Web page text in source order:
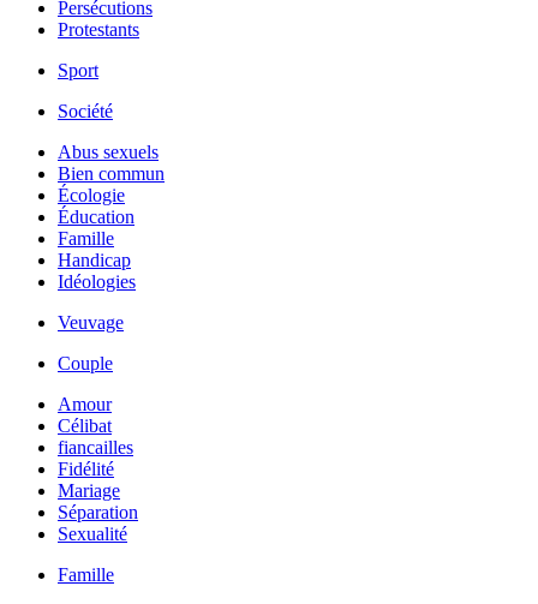
Persécutions
Protestants
Sport
Société
Abus sexuels
Bien commun
Écologie
Éducation
Famille
Handicap
Idéologies
Veuvage
Couple
Amour
Célibat
fiancailles
Fidélité
Mariage
Séparation
Sexualité
Famille